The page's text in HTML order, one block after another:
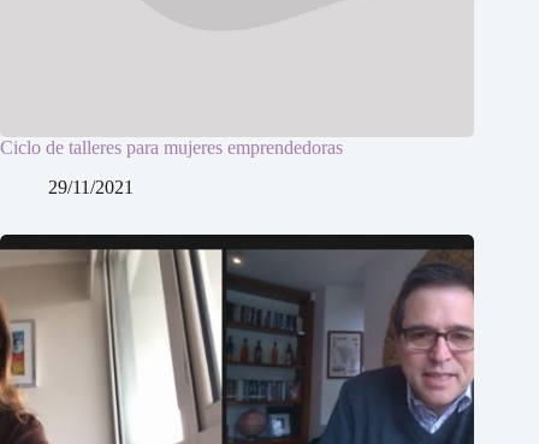
Ciclo de talleres para mujeres emprendedoras
29/11/2021